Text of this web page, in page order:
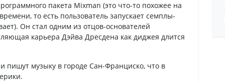
пакета Mixman (это что-то похожее на
то есть пользователь запускает семплы-
Он стал одним из отцов-основателей
карьера Дэйва Дресдена как диджея длится
пишут музыку в городе Сан-Франциско, что в